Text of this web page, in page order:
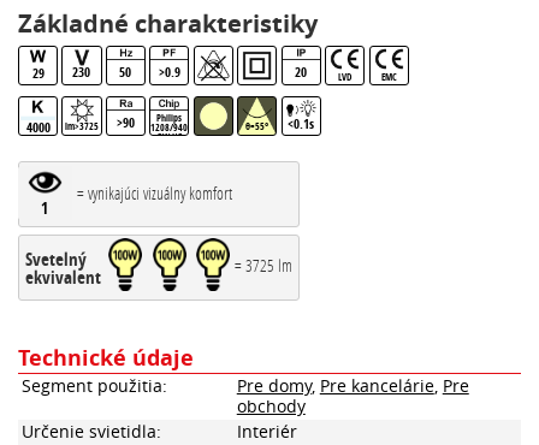
Základné charakteristiky
29 230 50 >0.9 20 LVD EMC
4000 lm>3725 >90
Philips
1208/940
PW HE
θ=55° <0.1s
1
= vynikajúci vizuálny komfort
Svetelný
ekvivalent = 3725 lm
Technické údaje
Segment použitia: Pre domy, Pre kancelárie, Pre
obchody
Určenie svietidla:
Interiér